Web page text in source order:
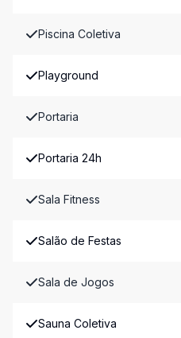
Piscina Coletiva
Playground
Portaria
Portaria 24h
Sala Fitness
Salão de Festas
Sala de Jogos
Sauna Coletiva